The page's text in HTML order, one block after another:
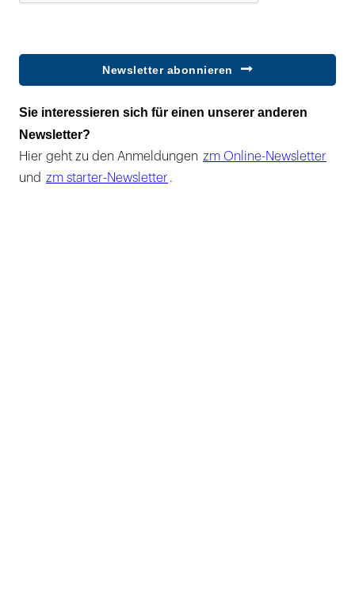
Newsletter abonnieren
Sie interessieren sich für einen unserer anderen
Newsletter?
Hier geht zu den Anmeldungen zm Online-Newsletter
und zm starter-Newsletter .